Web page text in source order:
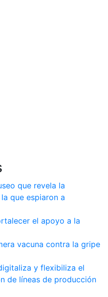
que revela la
que espiaron a
el apoyo a la
vacuna contra la gripe
y flexibiliza el
de líneas de producción